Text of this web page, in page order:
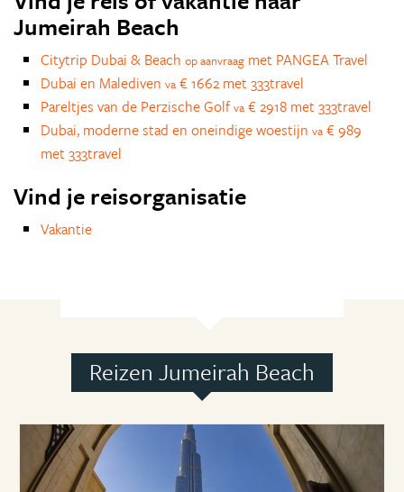
Jumeirah Beach
Citytrip Dubai & Beach op aanvraag met PANGEA Travel
Dubai en Malediven va € 1662 met 333travel
Pareltjes van de Perzische Golfva € 2918 met 333travel
Dubai, moderne stad en oneindige woestijn va € 989
met 333travel
Vind je reisorganisatie
Vakantie
Reizen Jumeirah Beach